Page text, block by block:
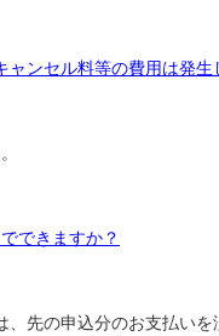
ャンセル料等の費用は発生
できますか？
先の申込分のお支払い